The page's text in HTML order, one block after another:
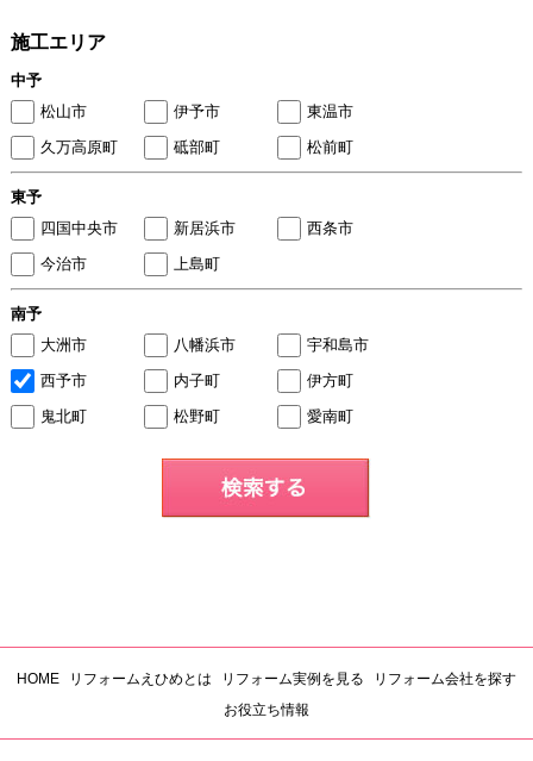
施工エリア
中予
松山市
伊予市
東温市
久万高原町
砥部町 松前町
東予
四国中央市
新居浜市
西条市
今治市
上島町
南予
大洲市
八幡浜市
宇和島市
西予市
内子町
伊方町
鬼北町
松野町 愛南町
HOME リフォームえひめとは リフォーム実例を見る
リフォーム会社を探す
お役立ち情報